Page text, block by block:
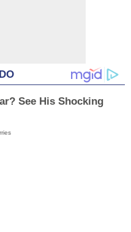
See His Shocking